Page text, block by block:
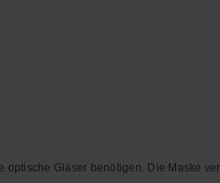
Gläser benötigen. Die Maske